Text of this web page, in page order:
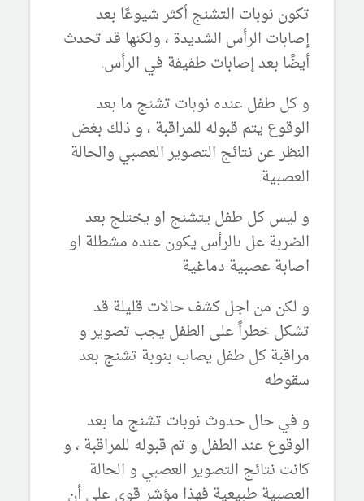
تكون نوبات التشنج أكثر شيوعًا بعد
إصابات الرأس الشديدة ، ولكنها قد تحدث
أيضًا بعد إصابات طفيفة في الرأس.
و كل طفل عنده نوبات تشنج ما بعد
الوقوع يتم قبوله للمراقبة ، و ذلك بغض
النظر عن نتائج التصوير العصبي والحالة
العصبية.
و ليس كل طفل يتشنج او يختلج بعد
الضربة عل ىالرأس يكون عنده مشطلة او
اصابة عصبية دماغية
و لكن من اجل كشف حالات قليلة قد
تشكل خطراً على الطفل يجب تصوير و
مراقبة كل طفل يصاب بنوبة تشنج بعد
سقوطه
و في حال حدوث نوبات تشنج ما بعد
الوقوع عند الطفل و تم قبوله للمراقبة ، و
كانت نتائج التصوير العصبي و الحالة
العصبية طبيعية فهذا مؤشر قوي على أن